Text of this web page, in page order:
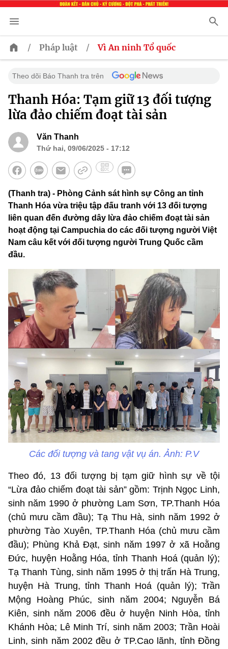
/ Pháp luật / Vì An ninh Tổ quốc
Theo dõi Báo Thanh tra trên
Thanh Hóa: Tạm giữ 13 đối tượng
lừa đảo chiếm đoạt tài sản
Văn Thanh
Thứ hai, 09/06/2025 - 17:12
(Thanh tra) - Phòng Cảnh sát hình sự Công an tỉnh
Thanh Hóa vừa triệu tập đấu tranh với 13 đối tượng
liên quan đến đường dây lừa đảo chiếm đoạt tài sản
hoạt động tại Campuchia do các đối tượng người Việt
Nam câu kết với đối tượng người Trung Quốc cầm
đầu.
Các đối tượng và tang vật vụ án. Ảnh: P.V
Theo đó, 13 đối tượng bị tạm giữ hình sự về tội
“Lừa đảo chiếm đoạt tài sản” gồm: Trịnh Ngọc Linh,
sinh năm 1990 ở phường Lam Sơn, TP.Thanh Hóa
(chủ mưu cầm đầu); Tạ Thu Hà, sinh năm 1992 ở
phường Tào Xuyên, TP.Thanh Hóa (chủ mưu cầm
đầu); Phùng Khả Đạt, sinh năm 1997 ở xã Hoằng
Đức, huyện Hoằng Hóa, tỉnh Thanh Hoá (quản lý);
Tạ Thanh Tùng, sinh năm 1995 ở thị trấn Hà Trung,
huyện Hà Trung, tỉnh Thanh Hoá (quản lý); Trần
Mộng Hoàng Phúc, sinh năm 2004; Nguyễn Bá
Kiên, sinh năm 2006 đều ở huyện Ninh Hòa, tỉnh
Khánh Hòa; Lê Minh Trí, sinh năm 2003; Trần Hoài
Linh, sinh năm 2002 đều ở TP.Cao lãnh, tỉnh Đồng